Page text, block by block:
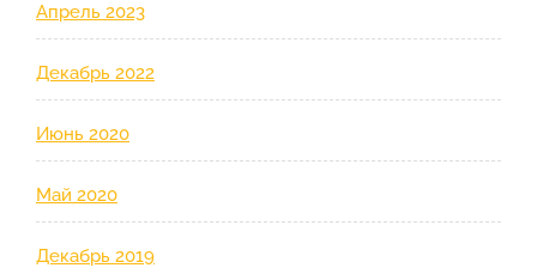
Апрель 2023
Декабрь 2022
Июнь 2020
Май 2020
Декабрь 2019